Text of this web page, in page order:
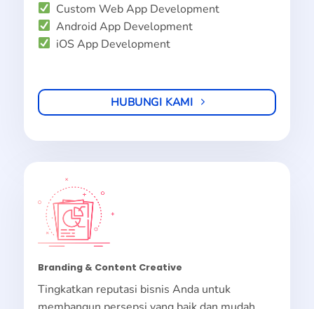
Custom Web App Development
Android App Development
iOS App Development
HUBUNGI KAMI
Branding & Content Creative
Tingkatkan reputasi bisnis Anda untuk